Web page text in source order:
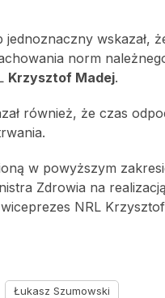
wskazał,
norm
Krzysztof Madej.
również, że czas
w powyższym
Zdrowia na
NRL
Łukasz Szumowski